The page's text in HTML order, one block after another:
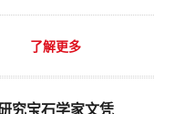
了解更多
究宝石学家文凭